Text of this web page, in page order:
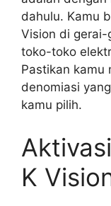
dahulu. Kamu
Vision di gerai-
toko-toko
Pastikan kamu
denomiasi
kamu pilih.
K